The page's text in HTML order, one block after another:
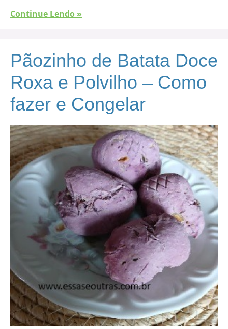
Continue Lendo »
Pãozinho de Batata Doce
Roxa e Polvilho – Como
fazer e Congelar